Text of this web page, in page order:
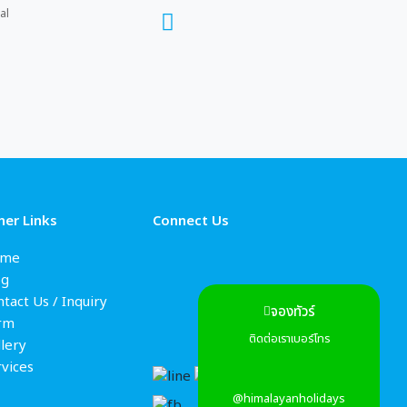
จองทัวร์
ติดต่อเราเบอร์โทร
@himalayanholidays
Links
Us / Inquiry
Connect Us